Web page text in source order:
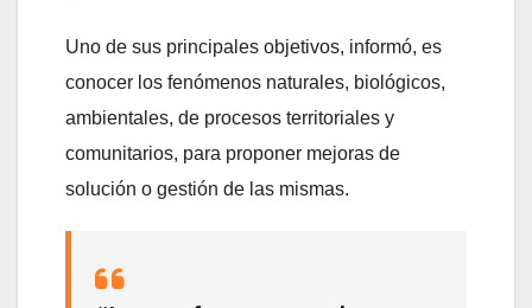
Uno de sus principales objetivos, informó, es
conocer los fenómenos naturales, biológicos,
ambientales, de procesos territoriales y
comunitarios, para proponer mejoras de
solución o gestión de las mismas.